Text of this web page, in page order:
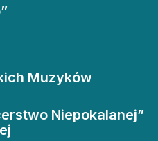
Muzyków
Niepokalanej”